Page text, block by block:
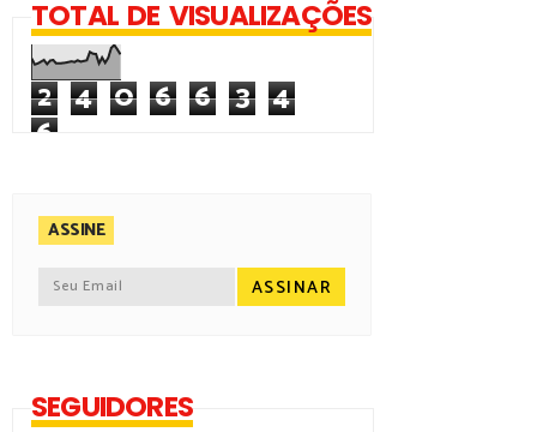
TOTAL DE VISUALIZAÇÕES
2 4 0 6 6 3 4
6
ASSINE
SEGUIDORES